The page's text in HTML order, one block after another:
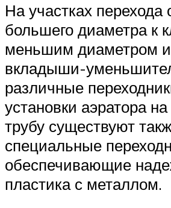
На участках перехода
большего диаметра к
меньшим диаметром
вкладыши-
различные
установки аэратора
трубу существуют
специальные
обеспечивающие
пластика с металлом.